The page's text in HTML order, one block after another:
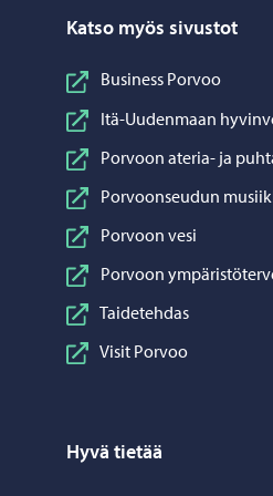
Katso myös sivustot
Business Porvoo
Itä-Uudenmaan
Porvoon ateria- ja
Porvoonseudun
Porvoon vesi
Porvoon
Taidetehdas
Visit Porvoo
Hyvä tietää